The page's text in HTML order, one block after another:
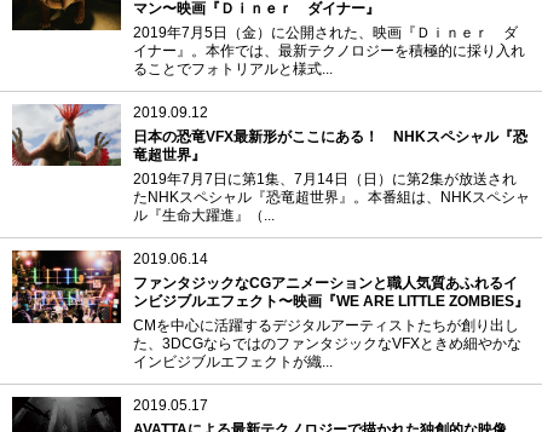
マン〜映画『Ｄｉｎｅｒ ダイナー』
2019年7月5日（金）に公開された、映画『Ｄｉｎｅｒ ダ
イナー』。本作では、最新テクノロジーを積極的に採り入れ
ることでフォトリアルと様式...
2019.09.12
日本の恐竜VFX最新形がここにある！ NHKスペシャル『恐
竜超世界』
2019年7月7日に第1集、7月14日（日）に第2集が放送され
たNHKスペシャル『恐竜超世界』。本番組は、NHKスペシャ
ル『生命大躍進』（...
2019.06.14
ファンタジックなCGアニメーションと職人気質あふれるイ
ンビジブルエフェクト〜映画『WE ARE LITTLE ZOMBIES』
CMを中心に活躍するデジタルアーティストたちが創り出し
た、3DCGならではのファンタジックなVFXときめ細やかな
インビジブルエフェクトが織...
2019.05.17